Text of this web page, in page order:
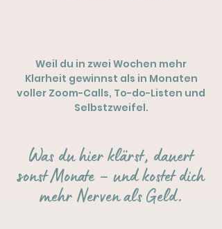
Weil du in zwei Wochen mehr
Klarheit gewinnst als in Monaten
voller Zoom-Calls, To-do-Listen und
Selbstzweifel.
Was du hier klärst, dauert
sonst Monate – und kostet dich
mehr Nerven als Geld.